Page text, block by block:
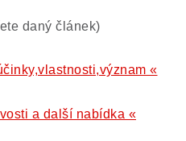
daný článek)
«
a další nabídka «